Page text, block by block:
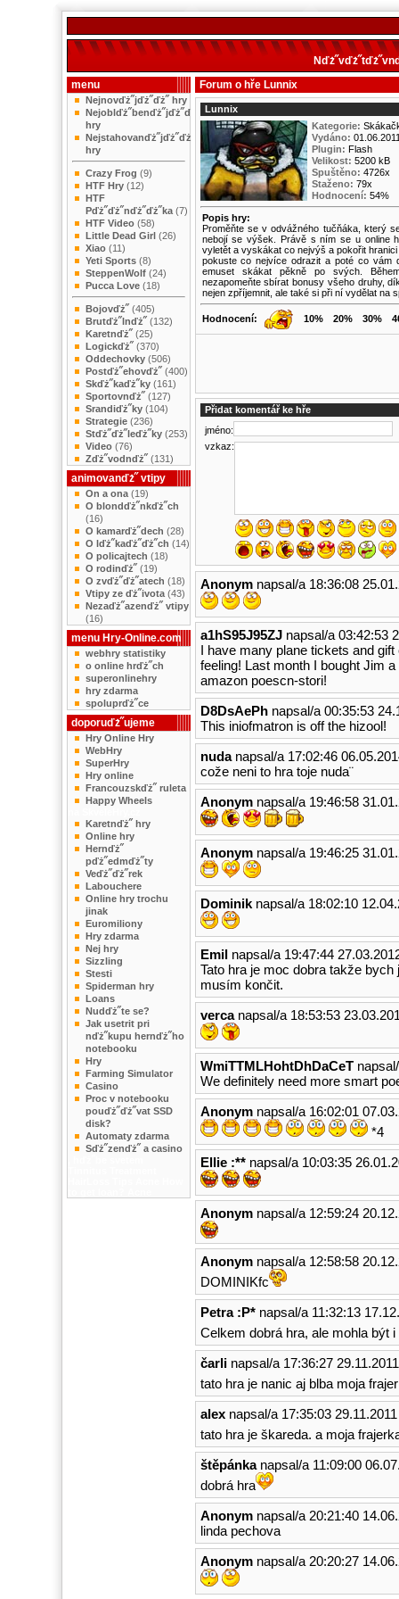
menu
Nejnovďż˝jďż˝ďż˝ hry
Nejoblďż˝benďż˝jďż˝ďż˝
hry
Nejstahovanďż˝jďż˝ďż˝
hry
Crazy Frog (9)
HTF Hry (12)
HTF
Pďż˝ďż˝nďż˝ďż˝ka (7)
HTF Video (58)
Little Dead Girl (26)
Xiao (11)
Yeti Sports (8)
SteppenWolf (24)
Pucca Love (18)
Bojovďż˝ (405)
Brutďż˝lnďż˝ (132)
Karetnďż˝ (25)
Logickďż˝ (370)
Oddechovky (506)
Postďż˝ehovďż˝ (400)
Skďż˝kaďż˝ky (161)
Sportovnďż˝ (127)
Srandiďż˝ky (104)
Strategie (236)
Stďż˝ďż˝leďż˝ky (253)
Video (76)
Zďż˝vodnďż˝ (131)
animovanďż˝ vtipy
On a ona (19)
O blondďż˝nkďż˝ch
(16)
O kamarďż˝dech (28)
O lďż˝kaďż˝ďż˝ch (14)
O policajtech (18)
O rodinďż˝ (19)
O zvďż˝ďż˝atech (18)
Vtipy ze ďż˝ivota (43)
Nezaďż˝azenďż˝ vtipy
(16)
menu Hry-Online.com
webhry statistiky
o online hrďż˝ch
superonlinehry
hry zdarma
spoluprďż˝ce
doporuďż˝ujeme
Hry Online Hry
WebHry
SuperHry
Hry online
Francouzskďż˝ ruleta
Happy Wheels
Karetnďż˝ hry
Online hry
Hernďż˝
pďż˝edmďż˝ty
Veďż˝ďż˝rek
Labouchere
Online hry trochu
jinak
Euromiliony
Hry zdarma
Nej hry
Sizzling
Stesti
Spiderman hry
Loans
Nudďż˝te se?
Jak usetrit pri
nďż˝kupu hernďż˝ho
notebooku
Hry
Farming Simulator
Casino
Proc v notebooku
pouďż˝ďż˝vat SSD
disk?
Automaty zdarma
Sďż˝zenďż˝ a casino
Forum o hře Lunnix
Lunnix
Kategorie:
Vydáno:
Plugin: Flash
Velikost: 5200 kB
Spuštěno: 4726x
Staženo: 79x
Hodnocení: 54%
Popis hry:
Proměňte se v odvážného tučňáka, který
nebojí se výšek. Právě s ním se u online
vyletět a vyskákat co nejvýš a pokořit
pokuste co nejvíce odrazit a poté co vám
emuset skákat pěkně po svých.
nezapomeňte sbírat bonusy všeho druhy,
nejen zpříjemnit, ale také si při ní vydělat na
Hodnocení: 10% 20% 30%
Přidat komentář ke hře
jméno:
vzkaz:
Anonymnapsal/a 18:36:08
a1hS95J95ZJnapsal/a 03:42:53
I have many plane tickets and
feeling! Last month I bought Jim
amazon poescn-stori!
D8DsAePhnapsal/a 00:35:53
This iniofmatron is off the hizool!
nudanapsal/a 17:02:46
cože neni to hra toje nuda¨
Anonymnapsal/a 19:46:58
Anonymnapsal/a 19:46:25
Dominiknapsal/a 18:02:10
Emilnapsal/a 19:47:44
Tato hra je moc dobra takže
musím končit.
vercanapsal/a 18:53:53
WmiTTMLHohtDhDaCeTnapsal/
We definitely need more smart
Anonymnapsal/a 16:02:01
*4
Ellie :**napsal/a 10:03:35
Anonymnapsal/a 12:59:24
Anonymnapsal/a 12:58:58
DOMINIKfc
Petra :P*napsal/a 11:32:13
Celkem dobrá hra, ale mohla být
čarlinapsal/a 17:36:27 29.11.2011
tato hra je nanic aj blba moja
alexnapsal/a 17:35:03 29.11.2011
tato hra je škareda. a moja
štěpánkanapsal/a 11:09:00
dobrá hra
Anonymnapsal/a 20:21:40
linda pechova
Anonymnapsal/a 20:20:27